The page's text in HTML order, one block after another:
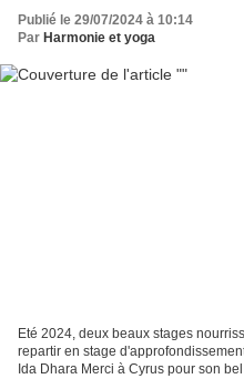
Publié le 29/07/2024 à 10:14
Par Harmonie et yoga
Eté 2024, deux beaux stages
repartir en stage
Ida Dhara Merci à Cyrus pour son